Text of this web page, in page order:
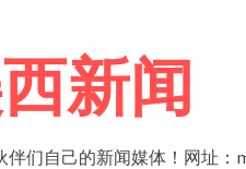
新闻
们自己的新闻媒体！网址：